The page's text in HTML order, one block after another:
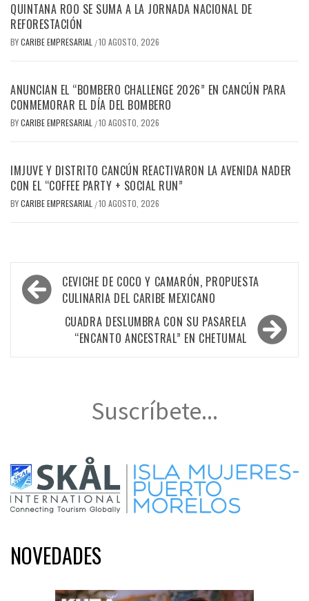
QUINTANA ROO SE SUMA A LA JORNADA NACIONAL DE
REFORESTACIÓN
BYCARIBE EMPRESARIAL /10 AGOSTO, 2026
ANUNCIAN EL “BOMBERO CHALLENGE 2026” EN CANCÚN PARA
CONMEMORAR EL DÍA DEL BOMBERO
BYCARIBE EMPRESARIAL /10 AGOSTO, 2026
IMJUVE Y DISTRITO CANCÚN REACTIVARON LA AVENIDA NADER
CON EL “COFFEE PARTY + SOCIAL RUN”
BYCARIBE EMPRESARIAL /10 AGOSTO, 2026
Navegación
de
entradas
CEVICHE DE COCO Y CAMARÓN, PROPUESTA
CULINARIA DEL CARIBE MEXICANO
CUADRA DESLUMBRA CON SU PASARELA
“ENCANTO ANCESTRAL” EN CHETUMAL
Suscríbete...
NOVEDADES